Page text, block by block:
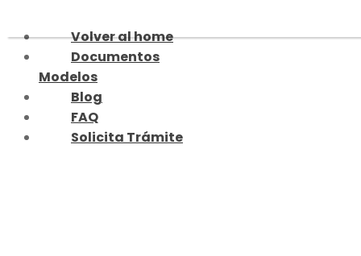
to
content
Volver al home
Documentos
Modelos
Blog
FAQ
Solicita Trámite